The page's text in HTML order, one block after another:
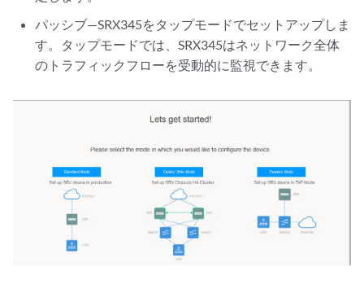
パッシブ—SRX345をタップモードでセットアップしま
す。タップモードでは、SRX345はネットワーク全体
のトラフィックフローを受動的に監視できます。